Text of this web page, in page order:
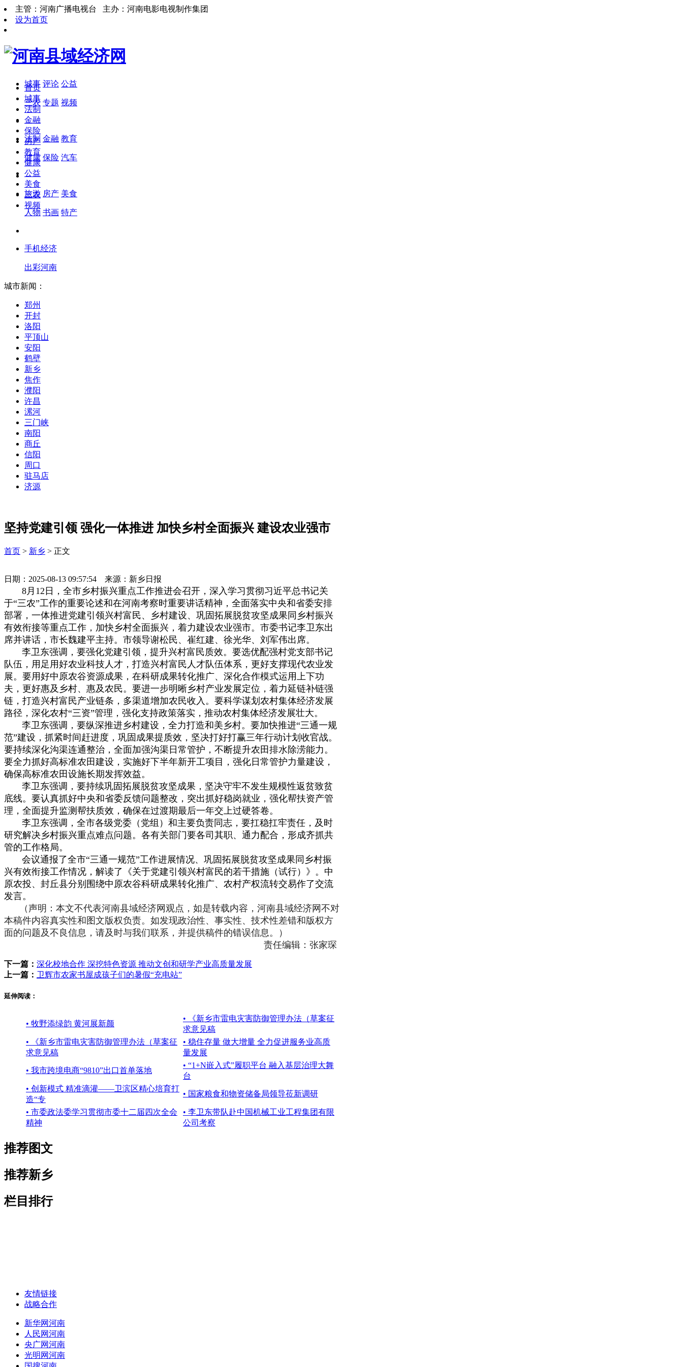
主管：河南广播电视台 主办：河南电影电视制作集团
设为首页
城事 评论 公益
三农 专题 视频
法制 金融 教育
健康 保险 汽车
旅游 房产 美食
人物 书画 特产
手机经济
出彩河南
首页
城事
法制
金融
保险
房产
教育
健康
公益
美食
三农
视频
城市新闻：
郑州
开封
洛阳
平顶山
安阳
鹤壁
新乡
焦作
濮阳
许昌
漯河
三门峡
南阳
商丘
信阳
周口
驻马店
济源
坚持党建引领 强化一体推进 加快乡村全面振兴 建设农业强市
首页 > 新乡 > 正文
日期：2025-08-13 09:57:54 来源：新乡日报
8月12日，全市乡村振兴重点工作推进会召开，深入学习贯彻习近平总书记关
于“三农”工作的重要论述和在河南考察时重要讲话精神，全面落实中央和省委安排
部署，一体推进党建引领兴村富民、乡村建设、巩固拓展脱贫攻坚成果同乡村振兴
有效衔接等重点工作，加快乡村全面振兴，着力建设农业强市。市委书记李卫东出
席并讲话，市长魏建平主持。市领导谢松民、崔红建、徐光华、刘军伟出席。
李卫东强调，要强化党建引领，提升兴村富民质效。要选优配强村党支部书记
队伍，用足用好农业科技人才，打造兴村富民人才队伍体系，更好支撑现代农业发
展。要用好中原农谷资源成果，在科研成果转化推广、深化合作模式运用上下功
夫，更好惠及乡村、惠及农民。要进一步明晰乡村产业发展定位，着力延链补链强
链，打造兴村富民产业链条，多渠道增加农民收入。要科学谋划农村集体经济发展
路径，深化农村“三资”管理，强化支持政策落实，推动农村集体经济发展壮大。
李卫东强调，要纵深推进乡村建设，全力打造和美乡村。要加快推进“三通一规
范”建设，抓紧时间赶进度，巩固成果提质效，坚决打好打赢三年行动计划收官战。
要持续深化沟渠连通整治，全面加强沟渠日常管护，不断提升农田排水除涝能力。
要全力抓好高标准农田建设，实施好下半年新开工项目，强化日常管护力量建设，
确保高标准农田设施长期发挥效益。
李卫东强调，要持续巩固拓展脱贫攻坚成果，坚决守牢不发生规模性返贫致贫
底线。要认真抓好中央和省委反馈问题整改，突出抓好稳岗就业，强化帮扶资产管
理，全面提升监测帮扶质效，确保在过渡期最后一年交上过硬答卷。
李卫东强调，全市各级党委（党组）和主要负责同志，要扛稳扛牢责任，及时
研究解决乡村振兴重点难点问题。各有关部门要各司其职、通力配合，形成齐抓共
管的工作格局。
会议通报了全市“三通一规范”工作进展情况、巩固拓展脱贫攻坚成果同乡村振
兴有效衔接工作情况，解读了《关于党建引领兴村富民的若干措施（试行）》。中
原农投、封丘县分别围绕中原农谷科研成果转化推广、农村产权流转交易作了交流
发言。
（声明：本文不代表河南县域经济网观点，如是转载内容，河南县域经济网不对
本稿件内容真实性和图文版权负责。如发现政治性、事实性、技术性差错和版权方
面的问题及不良信息，请及时与我们联系，并提供稿件的错误信息。）
责任编辑：张家琛
下一篇： 深化校地合作 深挖特色资源 推动文创和研学产业高质量发展
上一篇： 卫辉市农家书屋成孩子们的暑假“充电站”
延伸阅读：
• 牧野添绿韵 黄河展新颜
• 《新乡市雷电灾害防御管理办法（草案征
求意见稿
• 《新乡市雷电灾害防御管理办法（草案征
求意见稿
• 稳住存量 做大增量 全力促进服务业高质
量发展
• 我市跨境电商“9810”出口首单落地
• “1+N嵌入式”履职平台 融入基层治理大舞
台
• 创新模式 精准滴灌——卫滨区精心培育打
造“专
• 国家粮食和物资储备局领导莅新调研
• 市委政法委学习贯彻市委十二届四次全会
精神
• 李卫东带队赴中国机械工业工程集团有限
公司考察
推荐图文
推荐新乡
栏目排行
友情链接
战略合作
新华网河南
人民网河南
央广网河南
光明网河南